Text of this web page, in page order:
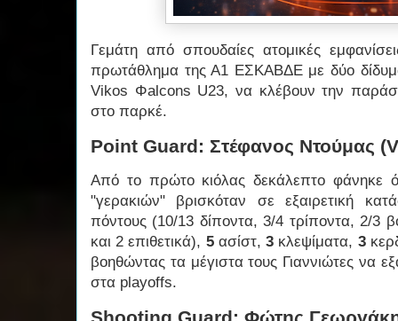
Γεμάτη από σπουδαίες ατομικές
πρωτάθλημα της Α1 ΕΣΚΑΒΔΕ με δύο
Vikos Φalcons U23, να κλέβουν την
στο παρκέ.
Point Guard: Στέφανος Ντούμας
Από το πρώτο κιόλας δεκάλεπτο φάνηκε
"γερακιών" βρισκόταν σε εξαιρετική
πόντους (10/13 δίποντα, 3/4 τρίποντα, 2/3
και 2 επιθετικά), 5ασίστ,3 κλεψίματα, 3
βοηθώντας τα μέγιστα τους Γιαννιώτες να
στα playoffs.